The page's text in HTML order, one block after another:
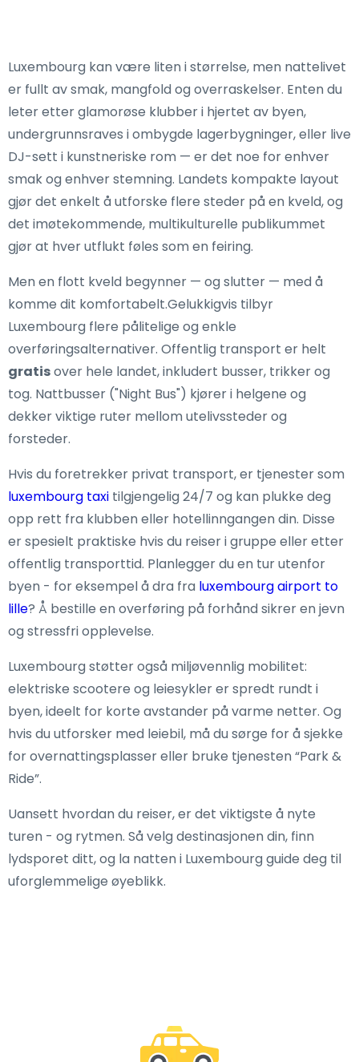
Luxembourg kan være liten i størrelse, men nattelivet
er fullt av smak, mangfold og overraskelser. Enten du
leter etter glamorøse klubber i hjertet av byen,
undergrunnsraves i ombygde lagerbygninger, eller live
DJ-sett i kunstneriske rom — er det noe for enhver
smak og enhver stemning. Landets kompakte layout
gjør det enkelt å utforske flere steder på en kveld, og
det imøtekommende, multikulturelle publikummet
gjør at hver utflukt føles som en feiring.
Men en flott kveld begynner — og slutter — med å
komme dit komfortabelt.Gelukkigvis tilbyr
Luxembourg flere pålitelige og enkle
overføringsalternativer. Offentlig transport er helt
gratisover hele landet, inkludert busser, trikker og
tog. Nattbusser ("Night Bus") kjører i helgene og
dekker viktige ruter mellom utelivssteder og
forsteder.
Hvis du foretrekker privat transport, er tjenester som
luxembourg taxi tilgjengelig 24/7 og kan plukke deg
opp rett fra klubben eller hotellinngangen din. Disse
er spesielt praktiske hvis du reiser i gruppe eller etter
offentlig transporttid. Planlegger du en tur utenfor
byen - for eksempel å dra fra luxembourg airport to
lille? Å bestille en overføring på forhånd sikrer en jevn
og stressfri opplevelse.
Luxembourg støtter også miljøvennlig mobilitet:
elektriske scootere og leiesykler er spredt rundt i
byen, ideelt for korte avstander på varme netter. Og
hvis du utforsker med leiebil, må du sørge for å sjekke
for overnattingsplasser eller bruke tjenesten “Park &
Ride”.
Uansett hvordan du reiser, er det viktigste å nyte
turen - og rytmen. Så velg destinasjonen din, finn
lydsporet ditt, og la natten i Luxembourg guide deg til
uforglemmelige øyeblikk.